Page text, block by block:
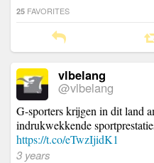
25 FAVORITES
vlbelang
@vlbelang
G-sporters krijgen in dit land
indrukwekkende
https://t.co/eTwzIjidK1
3 years